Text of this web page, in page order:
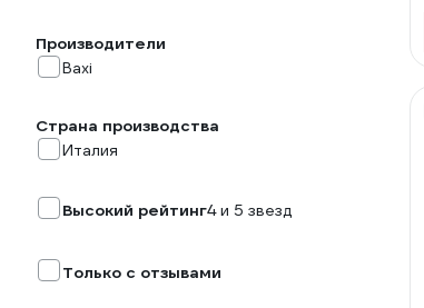
Производители
Baxi
Страна производства
Италия
Высокий рейтинг4 и 5 звезд
Только с отзывами